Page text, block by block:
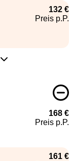
132 €
Preis p.P.
168 €
Preis p.P.
161 €